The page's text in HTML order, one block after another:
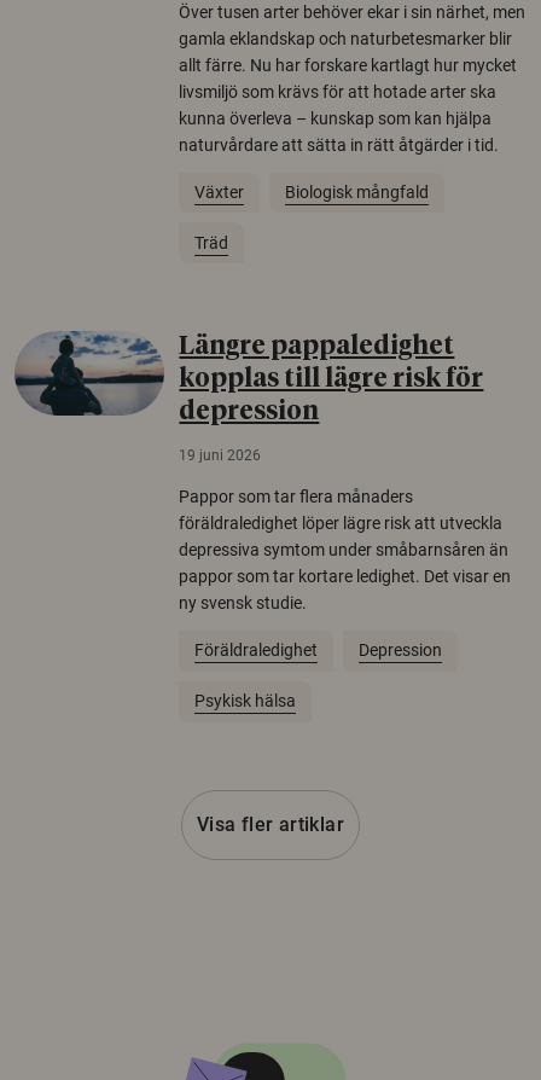
Över tusen arter behöver ekar i sin närhet, men
gamla eklandskap och naturbetesmarker blir
allt färre. Nu har forskare kartlagt hur mycket
livsmiljö som krävs för att hotade arter ska
kunna överleva – kunskap som kan hjälpa
naturvårdare att sätta in rätt åtgärder i tid.
Växter Biologisk mångfald
Träd
Längre pappaledighet
kopplas till lägre risk för
depression
19 juni 2026
Pappor som tar flera månaders
föräldraledighet löper lägre risk att utveckla
depressiva symtom under småbarnsåren än
pappor som tar kortare ledighet. Det visar en
ny svensk studie.
Föräldraledighet Depression
Psykisk hälsa
Visa fler artiklar